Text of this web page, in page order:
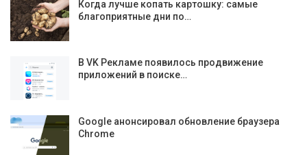
Когда лучше копать картошку: самые
благоприятные дни по…
В VK Рекламе появилось продвижение
приложений в поиске…
Google анонсировал обновление браузера
Chrome